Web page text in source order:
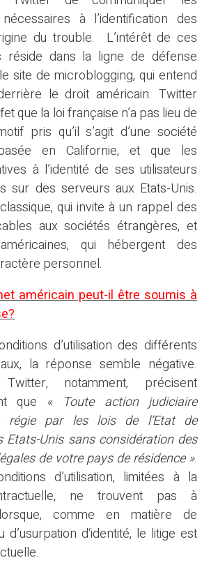
à l’identification des
du trouble. L’intérêt de ces
réside dans la ligne de défense
site de microblogging, qui entend
le droit américain. Twitter
que la loi française n’a pas lieu de
pris qu’il s’agit d’une société
en Californie, et que les
à l’identité de ses utilisateurs
sur des serveurs aux Etats-Unis.
qui invite à un rappel des
aux sociétés étrangères, et
qui hébergent des
personnel.
américain peut-il être soumis à
d’utilisation des différents
la réponse semble négative.
notamment, précisent
que «
Toute action judiciaire
régie par les lois de l’Etat de
Etats-Unis sans considération des
de votre pays de résidence ».
d’utilisation, limitées à la
ne trouvent pas à
comme en matière de
d’usurpation d‘identité, le litige est